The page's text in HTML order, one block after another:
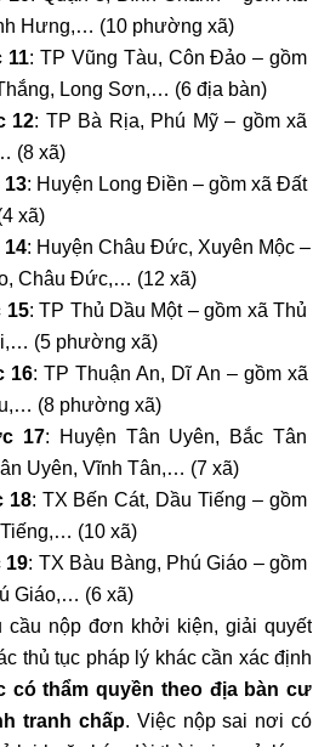
Hưng,… (10 phường xã)
11: TP Vũng Tàu, Côn Đảo – gồm
Long Sơn,… (6 địa bàn)
12: TP Bà Rịa, Phú Mỹ – gồm xã
(8 xã)
13: Huyện Long Điền – gồm xã Đất
xã)
14: Huyện Châu Đức, Xuyên Mộc –
Châu Đức,… (12 xã)
15: TP Thủ Dầu Một – gồm xã Thủ
(5 phường xã)
16: TP Thuận An, Dĩ An – gồm xã
(8 phường xã)
17: Huyện Tân Uyên, Bắc Tân
Uyên, Vĩnh Tân,… (7 xã)
18: TX Bến Cát, Dầu Tiếng – gồm
(10 xã)
19: TX Bàu Bàng, Phú Giáo – gồm
Giáo,… (6 xã)
cầu nộp đơn khởi kiện, giải quyết
thủ tục pháp lý khác cần xác định
có thẩm quyền theo địa bàn cư
tranh chấp. Việc nộp sai nơi có